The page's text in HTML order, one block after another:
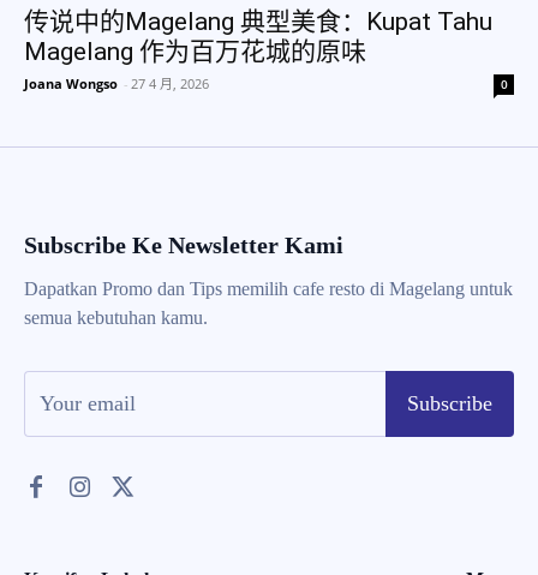
传说中的Magelang 典型美食：Kupat Tahu
Magelang 作为百万花城的原味
Joana Wongso - 27 4 月, 2026 0
Subscribe Ke Newsletter Kami
Dapatkan Promo dan Tips memilih cafe resto di Magelang untuk
semua kebutuhan kamu.
Subscribe